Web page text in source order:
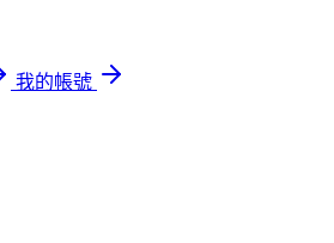
我的帳號